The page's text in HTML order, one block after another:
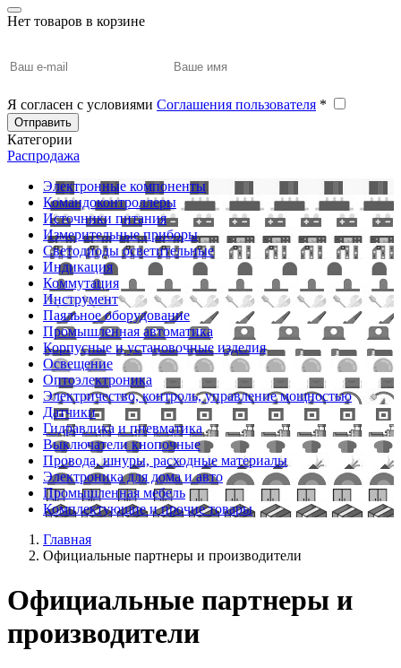
Нет товаров в корзине
Я согласен с условиями Соглашения пользователя *
Отправить
Категории
Распродажа
Электронные компоненты
Командоконтроллеры
Источники питания
Измерительные приборы
Светодиоды осветительные
Индикация
Коммутация
Инструмент
Паяльное оборудование
Промышленная автоматика
Корпусные и установочные изделия
Освещение
Оптоэлектроника
Электричество, контроль, управление мощностью
Датчики
Гидравлика и пневматика
Выключатели кнопочные
Провода, шнуры, расходные материалы
Электроника для дома и авто
Промышленная мебель
Комплектующие и прочие товары
Главная
Официальные партнеры и производители
Официальные партнеры и
производители